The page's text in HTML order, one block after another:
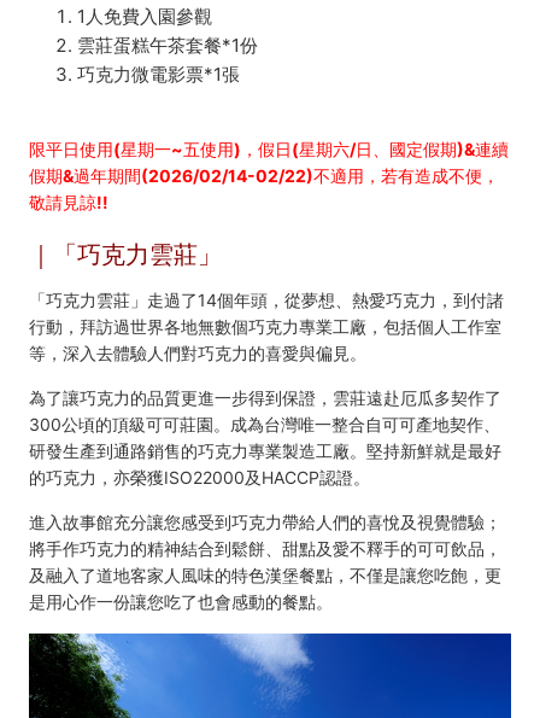
灣
好
玩
卡
1人免費入園參觀
雲莊蛋糕午茶套餐*1份
巧克力微電影票*1張
限平日使用(星期一~五使用)，假日(星期六/日、國定假期)&連續
假期&過年期間(2026/02/14-02/22)不適用，若有造成不便，
敬請見諒!!
｜「巧克力雲莊」
「巧克力雲莊」走過了14個年頭，從夢想、熱愛巧克力，到付諸
行動，拜訪過世界各地無數個巧克力專業工廠，包括個人工作室
等，深入去體驗人們對巧克力的喜愛與偏見。
為了讓巧克力的品質更進一步得到保證，雲莊遠赴厄瓜多契作了
300公頃的頂級可可莊園。成為台灣唯一整合自可可產地契作、
研發生產到通路銷售的巧克力專業製造工廠。堅持新鮮就是最好
的巧克力，亦榮獲ISO22000及HACCP認證。
進入故事館充分讓您感受到巧克力帶給人們的喜悅及視覺體驗；
將手作巧克力的精神結合到鬆餅、甜點及愛不釋手的可可飲品，
及融入了道地客家人風味的特色漢堡餐點，不僅是讓您吃飽，更
是用心作一份讓您吃了也會感動的餐點。